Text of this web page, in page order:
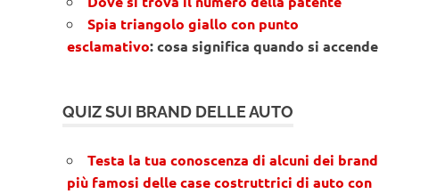
Spia triangolo giallo con punto
esclamativo: cosa significa quando si accende
QUIZ SUI BRAND DELLE AUTO
Testa la tua conoscenza di alcuni dei brand
più famosi delle case costruttrici di auto con